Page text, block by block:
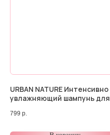
URBAN NATURE Интенсивно
увлажняющий шампунь для
250 мл
799 р.